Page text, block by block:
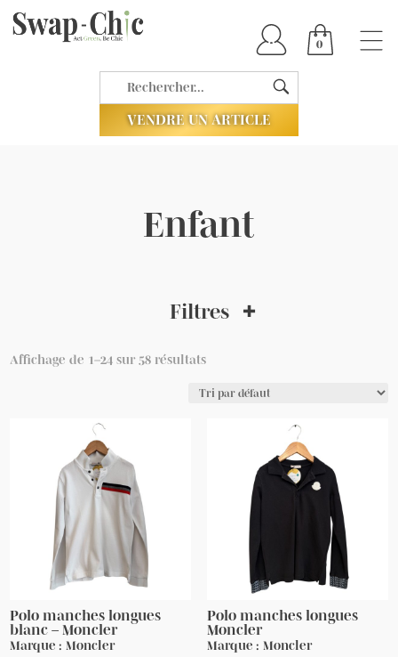
0
VENDRE UN ARTICLE
Enfant
Filtres
Affichage de 1–24 sur 58 résultats
Polo manches longues
blanc – Moncler
Marque : Moncler
Polo manches longues
Moncler
Marque : Moncler